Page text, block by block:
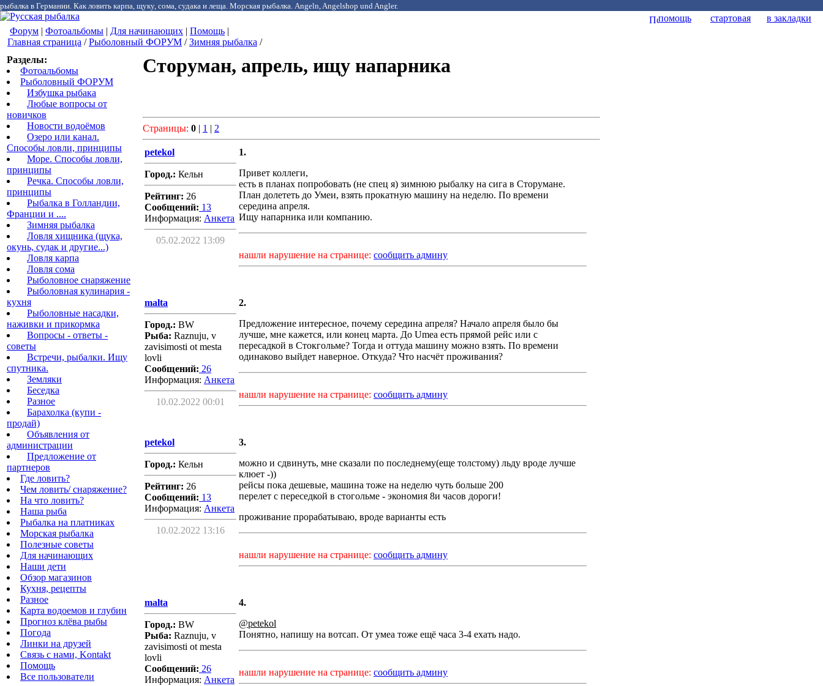
рыбалка в Германии. Как ловить карпа, щуку, сома, судака и леща. Морская рыбалка. Angeln, Angelshop und Angler.
помощь стартовая
в закладки
Форум | Фотоальбомы | Для начинающих | Помощь |
Главная страница /Рыболовный ФОРУМ /Зимняя рыбалка /
Разделы:
Фотоальбомы
Рыболовный ФОРУМ
Избушка рыбака
Любые вопросы от
новичков
Новости водоёмов
Озеро или канал.
Способы ловли, принципы
Море. Способы ловли,
принципы
Речка. Способы ловли,
принципы
Рыбалка в Голландии,
Франции и ....
Зимняя рыбалка
Ловля хищника (щука,
окунь, судак и другие...)
Ловля карпа
Ловля сома
Рыболовное снаряжение
Рыболовная кулинария -
кухня
Рыболовные насадки,
наживки и прикормка
Вопросы - ответы -
советы
Встречи, рыбалки. Ищу
спутника.
Земляки
Беседка
Разное
Барахолка (купи -
продай)
Объявления от
администрации
Предложение от
партнеров
Где ловить?
Чем ловить/ снаряжение?
На что ловить?
Наша рыба
Рыбалка на платниках
Морская рыбалка
Полезные советы
Для начинающих
Наши дети
Обзор магазинов
Кухня, рецепты
Разное
Карта водоемов и глубин
Прогноз клёва рыбы
Погода
Линки на друзей
Связь с нами, Kontakt
Помощь
Все пользователи
Сторуман, апрель, ищу напарника
Страницы: 0 | 1 | 2
petekol
Город.: Кельн
Рейтинг: 26
Сообщений: 13
Информация: Aнкета
05.02.2022 13:09
1.
Привет коллеги,
есть в планах попробовать (не спец я) зимнюю рыбалку на сига в Сторумане.
План долететь до Умеи, взять прокатную машину на неделю. По времени
середина апреля.
Ищу напарника или компанию.
нашли нарушение на странице: сообщить админу
malta
Город.: BW
Рыба: Raznuju, v
zavisimosti ot mesta
lovli
Сообщений: 26
Информация: Aнкета
10.02.2022 00:01
2.
Предложение интересное, почему середина апреля? Начало апреля было бы
лучше, мне кажется, или конец марта. До Umea есть прямой рейс или с
пересадкой в Стокгольме? Тогда и оттуда машину можно взять. По времени
одинаково выйдет наверное. Откуда? Что насчёт проживания?
нашли нарушение на странице: сообщить админу
petekol
Город.: Кельн
Рейтинг: 26
Сообщений: 13
Информация: Aнкета
10.02.2022 13:16
3.
можно и сдвинуть, мне сказали по последнему(еще толстому) льду вроде лучше
клюет -))
рейсы пока дешевые, машина тоже на неделю чуть больше 200
перелет с переседкой в стогольме - экономия 8и часов дороги!
проживание прорабатываю, вроде варианты есть
нашли нарушение на странице: сообщить админу
malta
Город.: BW
Рыба: Raznuju, v
zavisimosti ot mesta
lovli
Сообщений: 26
Информация: Aнкета
4.
@petekol
Понятно, напишу на вотсап. От умеа тоже ещё часа 3-4 ехать надо.
нашли нарушение на странице: сообщить админу